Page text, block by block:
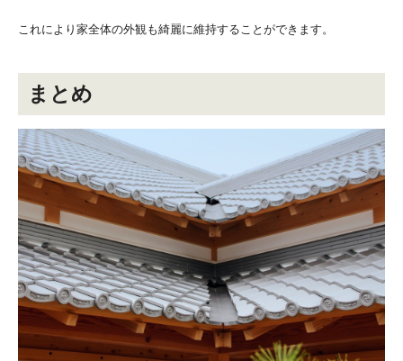
これにより家全体の外観も綺麗に維持することができます。
まとめ